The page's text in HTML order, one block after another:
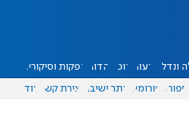
ונדל"ן דעות אוכל יהדות הפקות וסיקורים
ספורט פורומים אתר ישיבה יצירת קשר עוד